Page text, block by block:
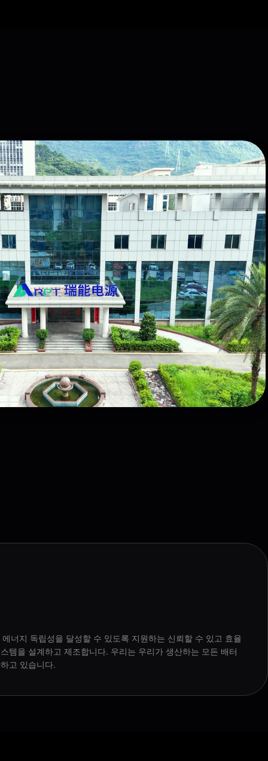
너지 독립성을 달성할 수 있도록 지원하는 신뢰할 수 있고 효율
템을 설계하고 제조합니다. 우리는 우리가 생산하는 모든 배터
고 있습니다.